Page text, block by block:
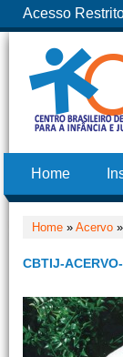
Acesso
Home
Home » Acervo »
CBTIJ-